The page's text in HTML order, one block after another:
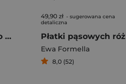
Świeć gwiazdeczko mała, świeć
49,90 zł - sugerowana cena
detaliczna
Płatki pąsowych róż
Ewa Formella
8,0 (52)